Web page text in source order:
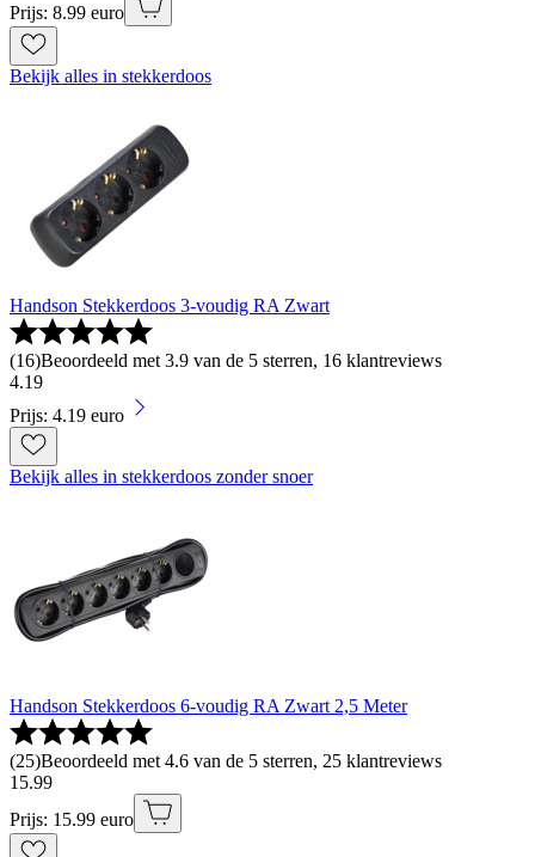
Prijs: 8.99 euro
Bekijk alles in stekkerdoos
Handson Stekkerdoos 3-voudig RA Zwart
(16)Beoordeeld met 3.9 van de 5 sterren, 16 klantreviews
4.19
Prijs: 4.19 euro
Bekijk alles in stekkerdoos zonder snoer
Handson Stekkerdoos 6-voudig RA Zwart 2,5 Meter
(25)Beoordeeld met 4.6 van de 5 sterren, 25 klantreviews
15.99
Prijs: 15.99 euro